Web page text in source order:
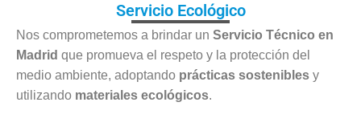
Servicio Ecológico
Nos comprometemos a brindar un Servicio Técnico en
Madrid que promueva el respeto y la protección del
medio ambiente, adoptando prácticas sostenibles y
utilizando materiales ecológicos.